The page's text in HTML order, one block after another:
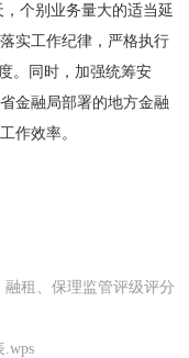
个别业务量大的适当延
实工作纪律，严格执行
。同时，加强统筹安
金融局部署的地方金融
作效率。
融租、保理监管评级评分
.wps